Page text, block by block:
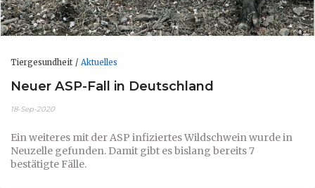
Tiergesundheit Aktuelles
Neuer ASP-Fall in Deutschland
18-Sep-2020
Ein weiteres mit der ASP infiziertes Wildschwein wurde in
Neuzelle gefunden. Damit gibt es bislang bereits 7
bestätigte Fälle.